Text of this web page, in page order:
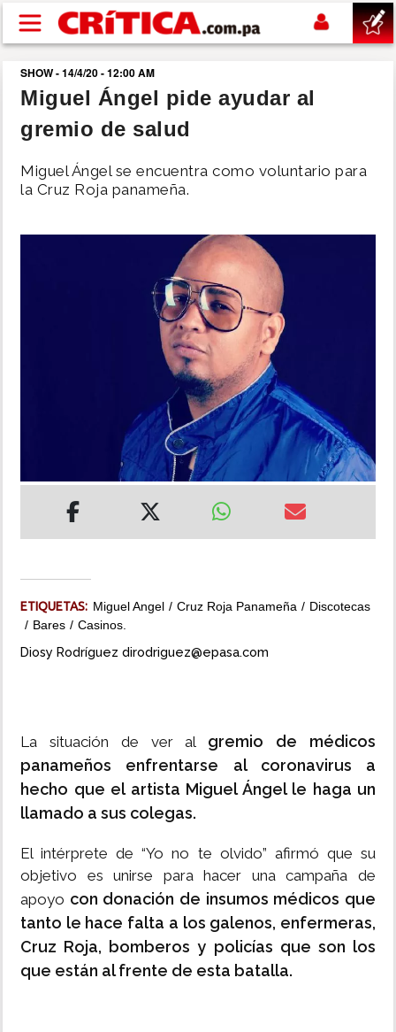
Pasar al contenido principal
buscar
SUCESOS
NACIONAL
MULTIMEDIA
SHOW - 14/4/20 - 12:00 AM
Miguel Ángel pide ayudar al
gremio de salud
Miguel Ángel se encuentra como voluntario para
la Cruz Roja panameña.
ETIQUETAS: Miguel Angel Cruz Roja Panameña
Discotecas
Bares
Casinos.
Diosy Rodríguez dirodriguez@epasa.com
La situación de ver al gremio de médicos
panameños enfrentarse al coronavirus a
hecho que el artista Miguel Ángel le haga un
llamado a sus colegas.
El intérprete de “Yo no te olvido” afirmó que su
objetivo es unirse para hacer una campaña de
apoyo con donación de insumos médicos que
tanto le hace falta a los galenos, enfermeras,
Cruz Roja, bomberos y policías que son los
que están al frente de esta batalla.